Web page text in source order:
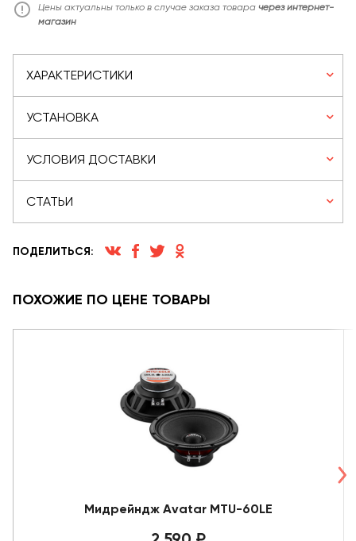
Цены актуальны только в случае заказа товара через интернет-
магазин
ХАРАКТЕРИСТИКИ
УСТАНОВКА
УСЛОВИЯ ДОСТАВКИ
СТАТЬИ
ПОДЕЛИТЬСЯ:
ПОХОЖИЕ ПО ЦЕНЕ ТОВАРЫ
Мидрейндж Avatar MTU-60LE